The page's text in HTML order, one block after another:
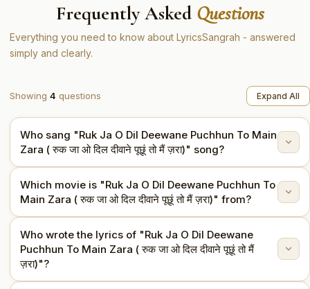
Frequently Asked Questions
Everything you need to know about LyricsSangrah - answered
simply and clearly.
Showing 4 questions Expand All
Who sang "Ruk Ja O Dil Deewane Puchhun To Main
Zara ( रुक जा ओ दिल दीवाने पूछूं तो मैं ज़रा)" song?
"Ruk Ja O Dil Deewane Puchhun To Main Zara ( रुक जा
ओ दिल दीवाने पूछूं तो मैं ज़रा)" is sung by Udit Narayan.
Which movie is "Ruk Ja O Dil Deewane Puchhun To
Main Zara ( रुक जा ओ दिल दीवाने पूछूं तो मैं ज़रा)" from?
This song is from the movie Dilwale Dulhania Le
Jayenge (1995).
Who wrote the lyrics of "Ruk Ja O Dil Deewane
Puchhun To Main Zara ( रुक जा ओ दिल दीवाने पूछूं तो मैं
ज़रा)"?